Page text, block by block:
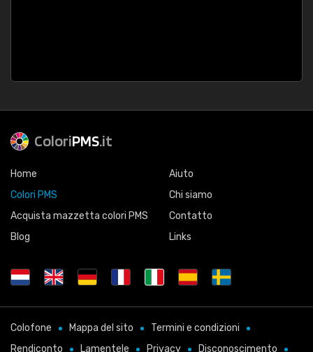
ColoriPMS.it
Home
Colori PMS
Acquista mazzetta colori PMS
Blog
Aiuto
Chi siamo
Contatto
Links
Colofone Mappa del sito
Termini e condizioni
Rendiconto
Lamentele Privacy Disconoscimento